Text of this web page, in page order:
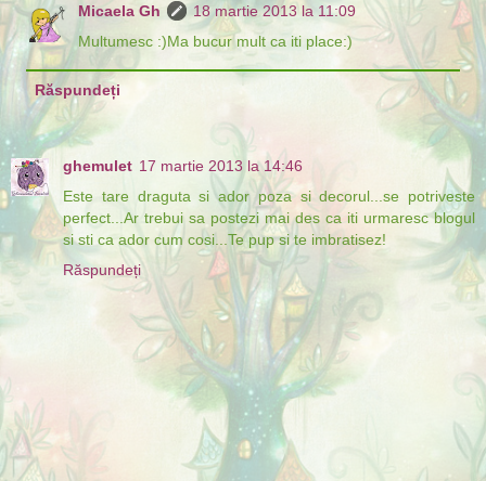
Micaela Gh
18 martie 2013 la 11:09
Multumesc :)Ma bucur mult ca iti place:)
Răspundeți
ghemulet 17 martie 2013 la 14:46
Este tare draguta si ador poza si decorul...se potriveste
perfect...Ar trebui sa postezi mai des ca iti urmaresc blogul
si sti ca ador cum cosi...Te pup si te imbratisez!
Răspundeți